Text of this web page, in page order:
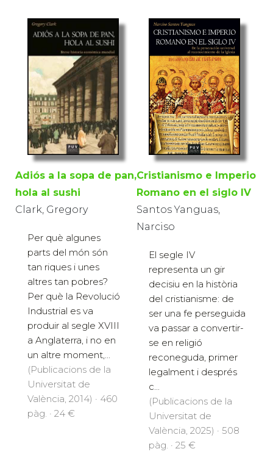
Adiós a la sopa de pan,
hola al sushi
Clark, Gregory
Per què algunes
parts del món són
tan riques i unes
altres tan pobres?
Per què la Revolució
Industrial es va
produir al segle XVIII
a Anglaterra, i no en
un altre moment,...
(Publicacions de la
Universitat de
València, 2014) · 460
pàg. · 24 €
Cristianismo e Imperio
Romano en el siglo IV
Santos Yanguas,
Narciso
El segle IV
representa un gir
decisiu en la història
del cristianisme: de
ser una fe perseguida
va passar a convertir-
se en religió
reconeguda, primer
legalment i després
c...
(Publicacions de la
Universitat de
València, 2025) · 508
pàg. · 25 €